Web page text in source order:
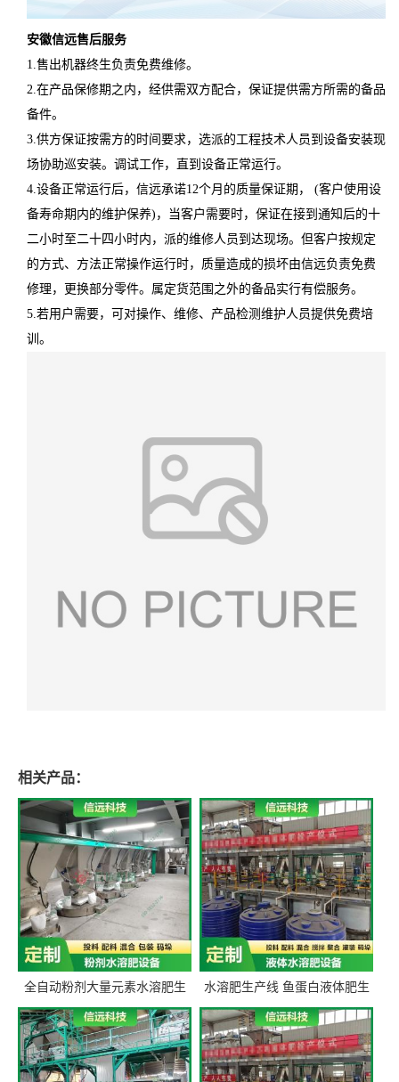
安徽信远售后服务
1.售出机器终生负责免费维修。
2.在产品保修期之内，经供需双方配合，保证提供需方所需的备品
备件。
3.供方保证按需方的时间要求，选派的工程技术人员到设备安装现
场协助巡安装。调试工作，直到设备正常运行。
4.设备正常运行后，信远承诺12个月的质量保证期， (客户使用设
备寿命期内的维护保养)，当客户需要时，保证在接到通知后的十
二小时至二十四小时内，派的维修人员到达现场。但客户按规定
的方式、方法正常操作运行时，质量造成的损坏由信远负责免费
修理，更换部分零件。属定货范围之外的备品实行有偿服务。
5.若用户需要，可对操作、维修、产品检测维护人员提供免费培
训。
相关产品：
全自动粉剂大量元素水溶肥生
产设备 信远科技肥料生产设备
源头厂家
水溶肥生产线 鱼蛋白液体肥生
产设备 氨基酸液态肥全套设备